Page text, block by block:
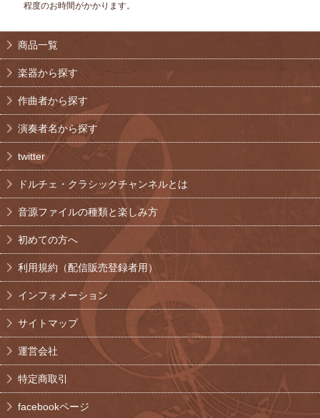
程度のお時間がかかります。
商品一覧
楽器から探す
作曲者から探す
演奏者名から探す
twitter
ドルチェ・クラシックチャンネルとは
音源ファイルの種類と楽しみ方
初めての方へ
利用規約（配信販売登録者用）
インフォメーション
サイトマップ
運営会社
特定商取引
facebookページ